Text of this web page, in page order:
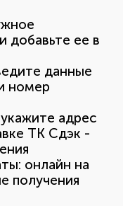
добавьте ее в
данные
номер
адрес
ТК Сдэк -
онлайн на
получения